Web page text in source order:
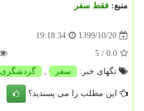
منبع: فقط سفر
1399/10/20
19:18:34
0.0
/ 5
تگهای خبر:
سفر , گردشگری
این مطلب را می پسندید؟